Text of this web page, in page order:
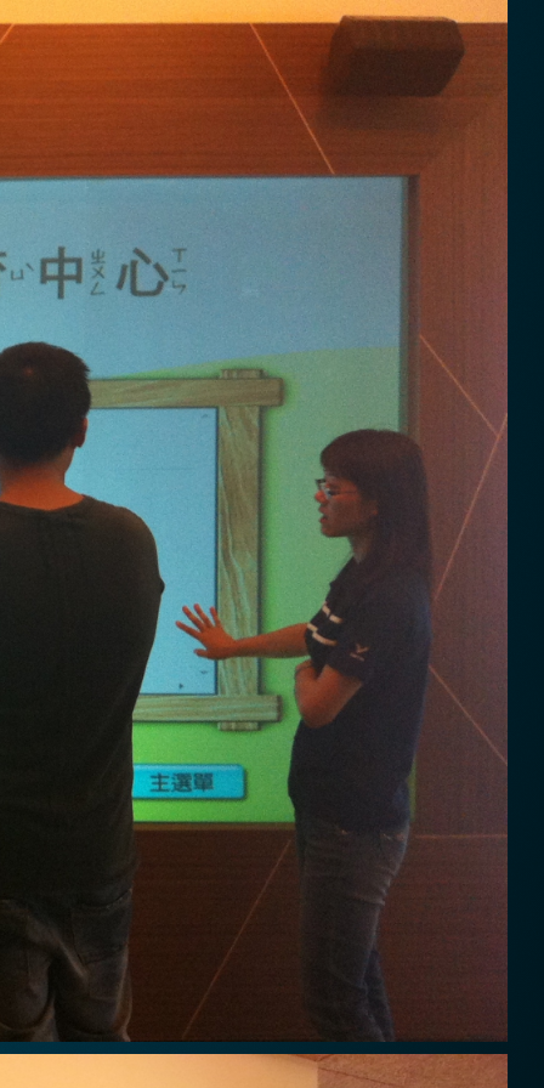
嘉產品及服務，歡迎您點擊下方
入填寫表單，我們將盡快與您聯